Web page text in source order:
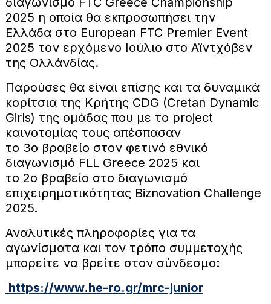
2025 η οποία θα εκπροσωπήσει την
Ελλάδα στο European FTC Premier Event
2025 τον ερχόμενο Ιούλιο στο Αϊντχόβεν
της Ολλάνδίας.
Παρούσες θα είναι επίσης και τα δυναμικά
κορίτσια της Κρήτης CDG (Cretan Dynamic
Girls) της ομάδας που με το project
καινοτομίας τους απέσπασαν
το 3ο βραβείο στον φετινό εθνικό
διαγωνισμό FLL Greece 2025 και
το 2ο βραβείο στο διαγωνισμό
επιχειρηματικότητας Biznovation Challenge
2025.
Αναλυτικές πληροφορίες για τα
αγωνίσματα και τον τρόπο συμμετοχής
μπορείτε να βρείτε στον σύνδεσμο:
https://www.he-ro.gr/mrc-junior